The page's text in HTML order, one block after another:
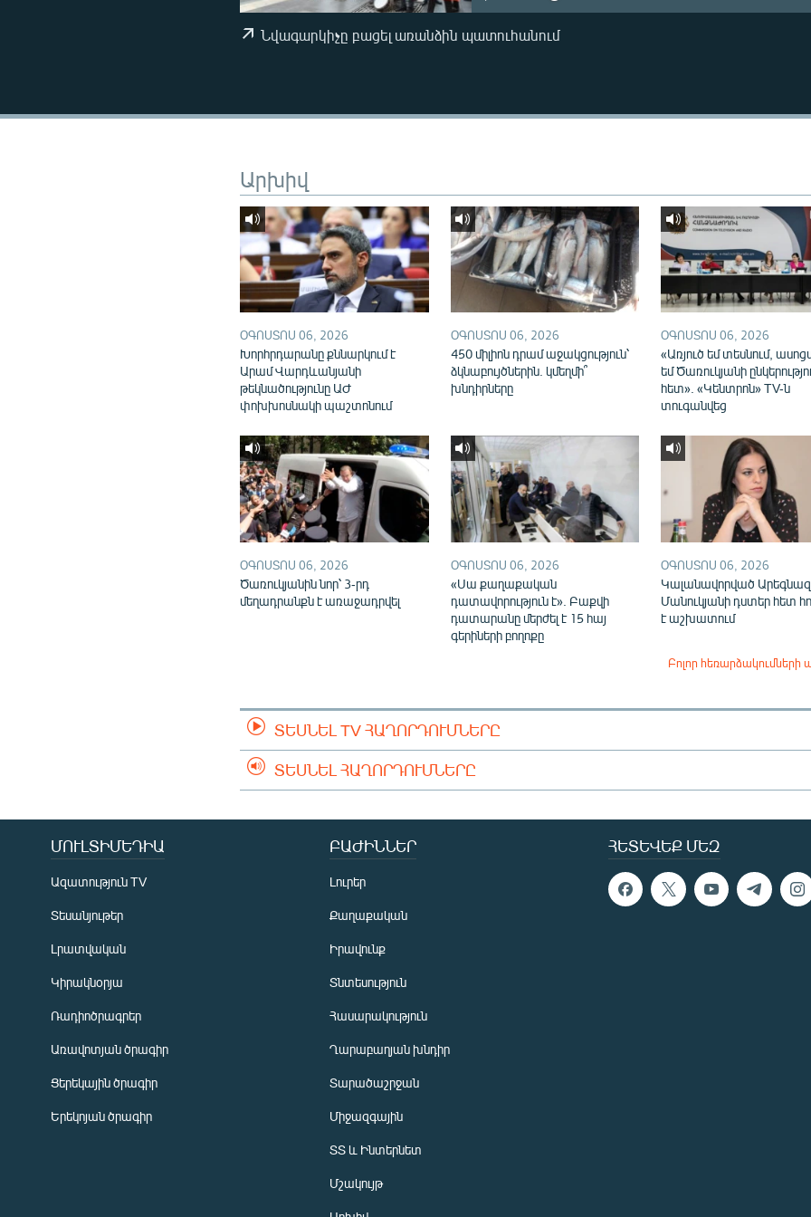
Նվագարկիչը բացել առանձին պատուհանում
Արխիվ
ՕԳՈՍՏՈՍ 06, 2026
Խորհրդարանը քննարկում է
Արամ Վարդևանյանի
թեկնածությունը ԱԺ
փոխխոսնակի պաշտոնում
ՕԳՈՍՏՈՍ 06, 2026
450 միլիոն դրամ աջակցություն՝
ձկնաբույծներին. կմեղմի՞
խնդիրները
ՕԳՈՍՏՈՍ 06, 2026
«Առյուծ եմ տեսնում,
եմ Ծառուկյանի
հետ». «Կենտրոն» TV-ն
տուգանվեց
ՕԳՈՍՏՈՍ 06, 2026
Ծառուկյանին նոր՝ 3-րդ
մեղադրանքն է առաջադրվել
ՕԳՈՍՏՈՍ 06, 2026
«Սա քաղաքական
դատավորություն է». Բաքվի
դատարանը մերժել է 15 հայ
գերիների բողոքը
ՕԳՈՍՏՈՍ 06, 2026
Կալանավորված Արեգնազ
Մանուկյանի դստեր հետ
է աշխատում
Բոլոր հեռարձակումների
ՏԵՍՆԵԼ TV ՀԱՂՈՐԴՈՒՄՆԵՐԸ
ՏԵՍՆԵԼ ՀԱՂՈՐԴՈՒՄՆԵՐԸ
ՀԵՏԵՎԵՔ ՄԵԶ
ՄՈՒԼՏԻՄԵԴԻԱ
Ազատություն TV
Տեսանյութեր
Լրատվական
Կիրակնօրյա
Ռադիոծրագրեր
Առավոտյան ծրագիր
Ցերեկային ծրագիր
Երեկոյան ծրագիր
ԲԱԺԻՆՆԵՐ
Լուրեր
Քաղաքական
Իրավունք
Տնտեսություն
Հասարակություն
Ղարաբաղյան խնդիր
Տարածաշրջան
Միջազգային
ՏՏ և Ինտերնետ
Մշակույթ